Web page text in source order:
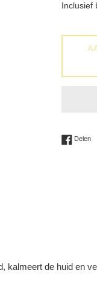
Inclusief
Delen
de huid en